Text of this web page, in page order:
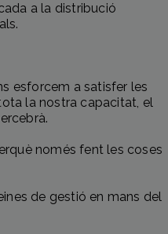
a la distribució
esforcem a satisfer les
la nostra capacitat, el
només fent les coses
de gestió en mans del